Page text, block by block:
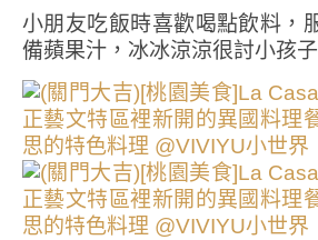
小朋友吃飯時喜歡喝點飲料，
備蘋果汁，冰冰涼涼很討小孩